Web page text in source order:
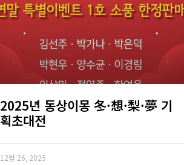
2025년 동상이몽 冬·想·梨·夢 기
획초대전
12월 26, 2025